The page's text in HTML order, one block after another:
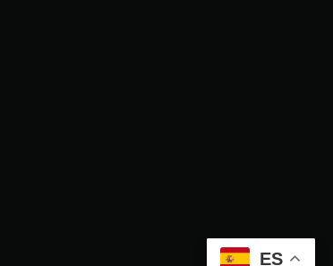
ES